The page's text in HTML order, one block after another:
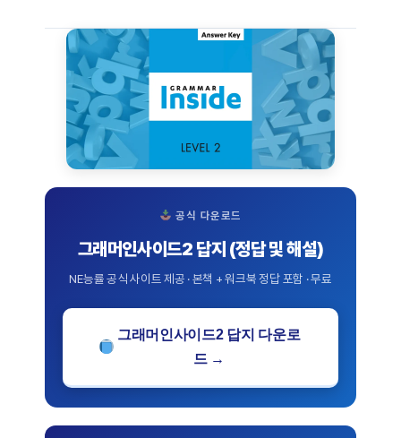
공식 다운로드
그래머인사이드2 답지 (정답 및 해설)
NE능률 공식 사이트 제공 · 본책 + 워크북 정답 포함 · 무료
그래머인사이드2 답지 다운로
드 →